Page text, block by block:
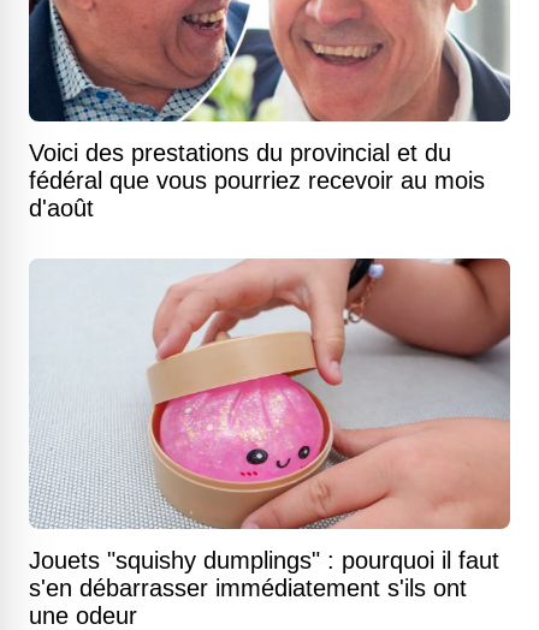
Voici des prestations du provincial et du
fédéral que vous pourriez recevoir au mois
d'août
Jouets "squishy dumplings" : pourquoi il faut
s'en débarrasser immédiatement s'ils ont
une odeur